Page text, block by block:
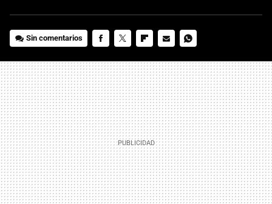
Sin comentarios
MAIL